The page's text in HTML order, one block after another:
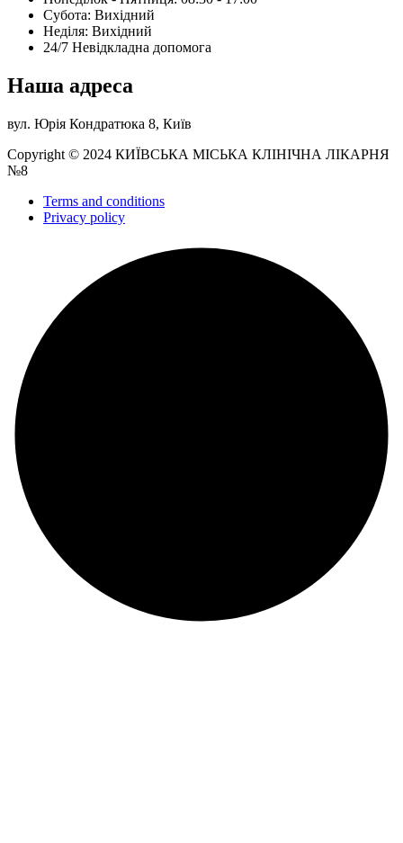
Субота: Вихідний
Нeділя: Вихідний
24/7 Невідкладна допомога
Наша адреса
вул. Юрія Кондратюка 8, Київ
Copyright © 2024 КИЇВСЬКА МІСЬКА КЛІНІЧНА ЛІКАРНЯ
№8
Terms and conditions
Privacy policy